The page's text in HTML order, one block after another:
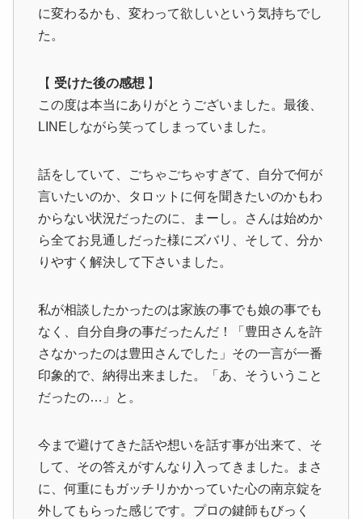
に変わるかも、変わって欲しいという気持ちでし
た。
【 受けた後の感想 】
この度は本当にありがとうございました。最後、
LINEしながら笑ってしまっていました。
話をしていて、ごちゃごちゃすぎて、自分で何が
言いたいのか、タロットに何を聞きたいのかもわ
からない状況だったのに、まーし。さんは始めか
ら全てお見通しだった様にズバリ、そして、分か
りやすく解決して下さいました。
私が相談したかったのは家族の事でも娘の事でも
なく、自分自身の事だったんだ！「豊田さんを許
さなかったのは豊田さんでした」その一言が一番
印象的で、納得出来ました。「あ、そういうこと
だったの…」と。
今まで避けてきた話や想いを話す事が出来て、そ
して、その答えがすんなり入ってきました。まさ
に、何重にもガッチリかかっていた心の南京錠を
外してもらった感じです。プロの鍵師もびっく